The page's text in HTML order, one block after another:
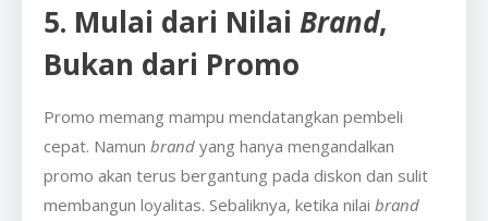
5. Mulai dari Nilai Brand,
Bukan dari Promo
Promo memang mampu mendatangkan pembeli
cepat. Namun brand yang hanya mengandalkan
promo akan terus bergantung pada diskon dan sulit
membangun loyalitas. Sebaliknya, ketika nilai brand